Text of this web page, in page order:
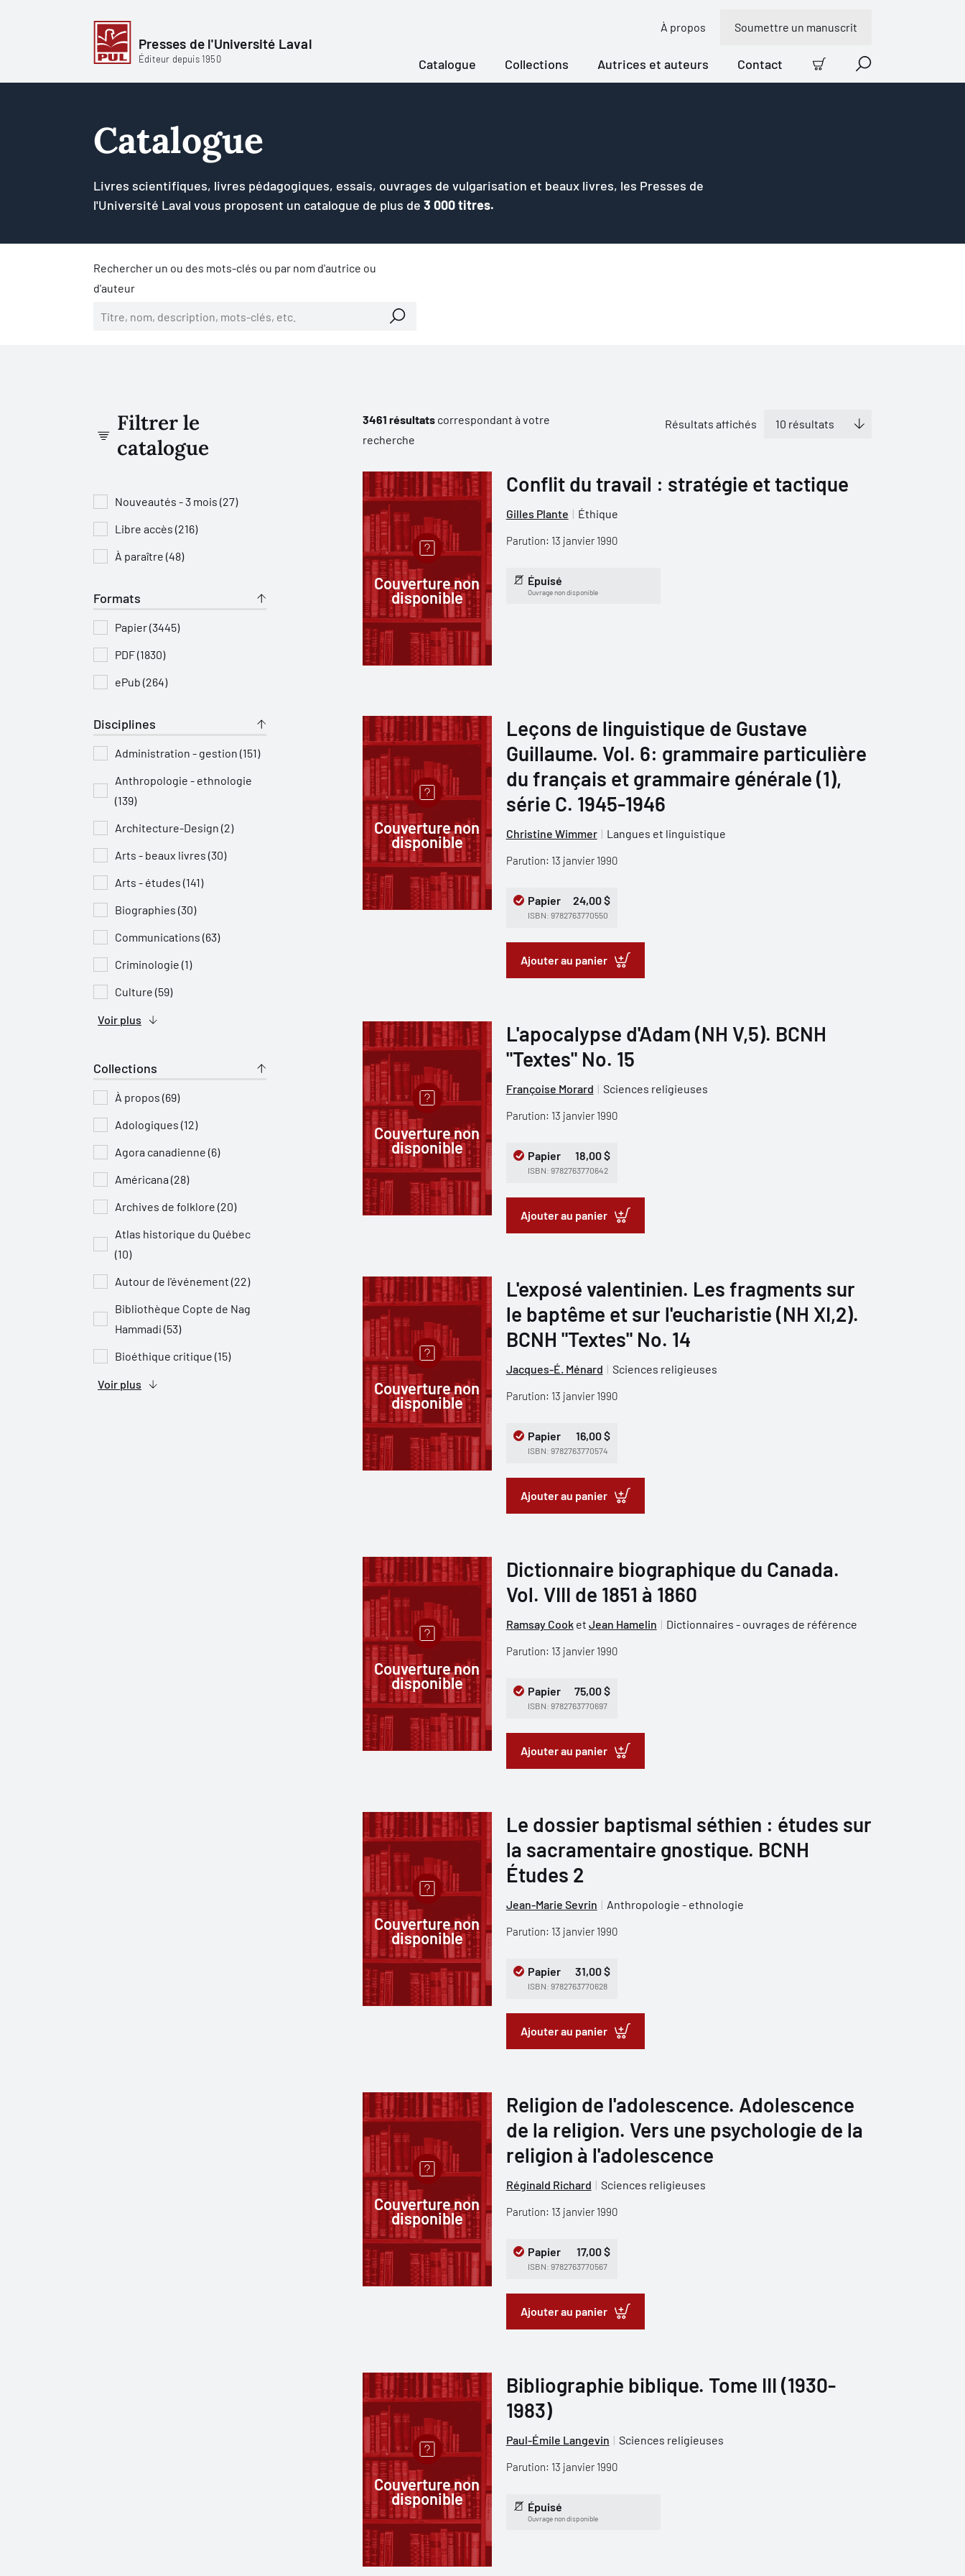
Presses de l'Université Laval
Éditeur depuis 1950
À propos Soumettre un manuscrit
Catalogue Collections Autrices et auteurs Contact
Panier Recherche
Catalogue
Livres scientifiques, livres pédagogiques, essais, ouvrages de vulgarisation et beaux livres, les Presses de
l'Université Laval vous proposent un catalogue de plus de 3 000 titres.
Rechercher un ou des mots-clés ou par nom d'autrice ou
d'auteur
Filtrer le
catalogue
Nouveautés - 3 mois (27)
Libre accès (216)
À paraître (48)
Formats
Papier (3445)
PDF (1830)
ePub (264)
Disciplines
Administration - gestion (151)
Anthropologie - ethnologie
(139)
Architecture-Design (2)
Arts - beaux livres (30)
Arts - études (141)
Biographies (30)
Communications (63)
Criminologie (1)
Culture (59)
Voir plus
Collections
À propos (69)
Adologiques (12)
Agora canadienne (6)
Américana (28)
Archives de folklore (20)
Atlas historique du Québec
(10)
Autour de l'événement (22)
Bibliothèque Copte de Nag
Hammadi (53)
Bioéthique critique (15)
Voir plus
3461 résultatscorrespondant à votre
recherche
Résultats affichés
Couverture non
disponible
Conflit du travail : stratégie et tactique
Gilles Plante Éthique
Parution: 13 janvier 1990
Épuisé
Ouvrage non disponible
Couverture non
disponible
Leçons de linguistique de Gustave
Guillaume. Vol. 6: grammaire particulière
du français et grammaire générale (1),
série C. 1945-1946
Christine Wimmer Langues et linguistique
Parution: 13 janvier 1990
Papier 24,00 $
ISBN: 9782763770550
Ajouter au panier
Couverture non
disponible
L'apocalypse d'Adam (NH V,5). BCNH
"Textes" No. 15
Françoise Morard Sciences religieuses
Parution: 13 janvier 1990
Papier 18,00 $
ISBN: 9782763770642
Ajouter au panier
Couverture non
disponible
L'exposé valentinien. Les fragments sur
le baptême et sur l'eucharistie (NH XI,2).
BCNH "Textes" No. 14
Jacques-É. Ménard Sciences religieuses
Parution: 13 janvier 1990
Papier 16,00 $
ISBN: 9782763770574
Ajouter au panier
Couverture non
disponible
Dictionnaire biographique du Canada.
Vol. VIII de 1851 à 1860
Ramsay Cooket Jean Hamelin Dictionnaires - ouvrages de référence
Parution: 13 janvier 1990
Papier 75,00 $
ISBN: 9782763770697
Ajouter au panier
Couverture non
disponible
Le dossier baptismal séthien : études sur
la sacramentaire gnostique. BCNH
Études 2
Jean-Marie Sevrin Anthropologie - ethnologie
Parution: 13 janvier 1990
Papier 31,00 $
ISBN: 9782763770628
Ajouter au panier
Couverture non
disponible
Religion de l'adolescence. Adolescence
de la religion. Vers une psychologie de la
religion à l'adolescence
Réginald Richard Sciences religieuses
Parution: 13 janvier 1990
Papier 17,00 $
ISBN: 9782763770567
Ajouter au panier
Couverture non
disponible
Bibliographie biblique. Tome III (1930-
1983)
Paul-Émile Langevin Sciences religieuses
Parution: 13 janvier 1990
Épuisé
Ouvrage non disponible